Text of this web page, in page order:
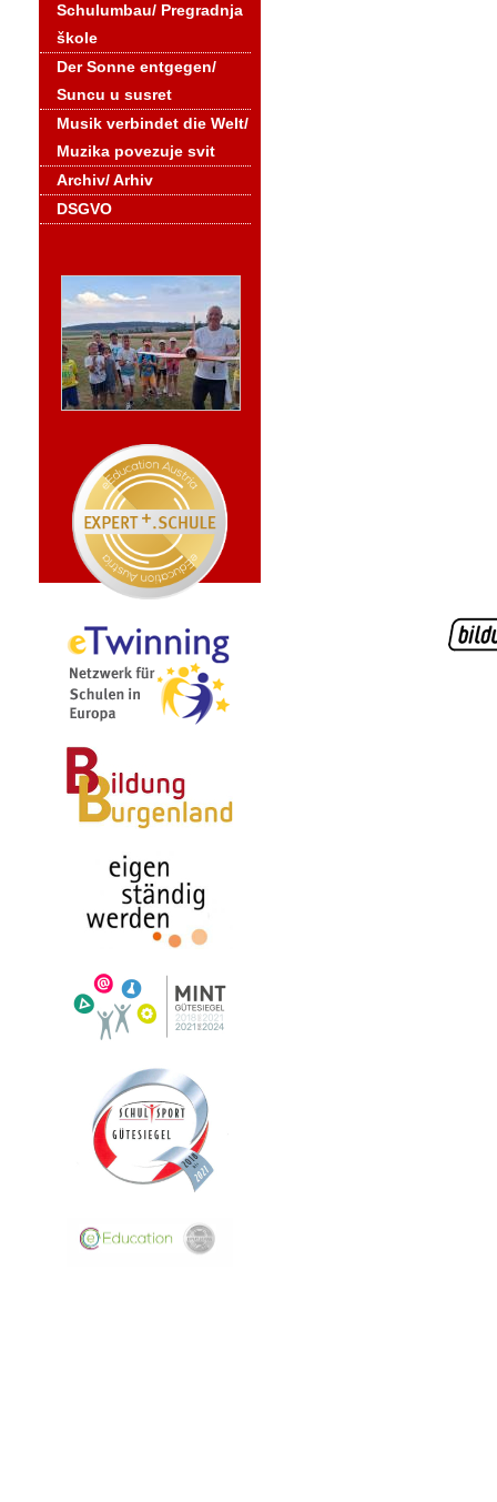
Schulumbau/ Pregradnja
škole
Der Sonne entgegen/
Suncu u susret
Musik verbindet die Welt/
Muzika povezuje svit
Archiv/ Arhiv
DSGVO